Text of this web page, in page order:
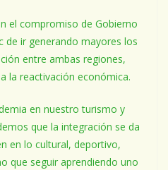
el compromiso de Gobierno
de ir generando mayores los
entre ambas regiones,
la reactivación económica.
en nuestro turismo y
que la integración se da
en lo cultural, deportivo,
que seguir aprendiendo uno